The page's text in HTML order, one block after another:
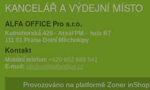
KANCELÁŘ A VÝDEJNÍ MÍSTO
ALFA OFFICE Pro s.r.o.
Kutnohorská 426 - Areál PM – hala B7
111 01 Praha-Dolní Měcholupy
Kontakt
Mobilní telefon: +420 602 689 541
E-mail: obchod@alfaoffice.cz
Provozováno na platformě Zoner inShop